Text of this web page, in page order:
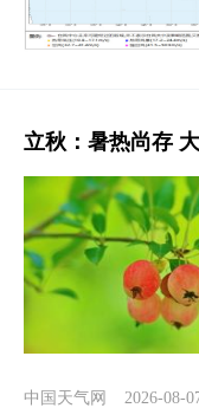
立秋：暑热尚存
中国天气网 2026-08-